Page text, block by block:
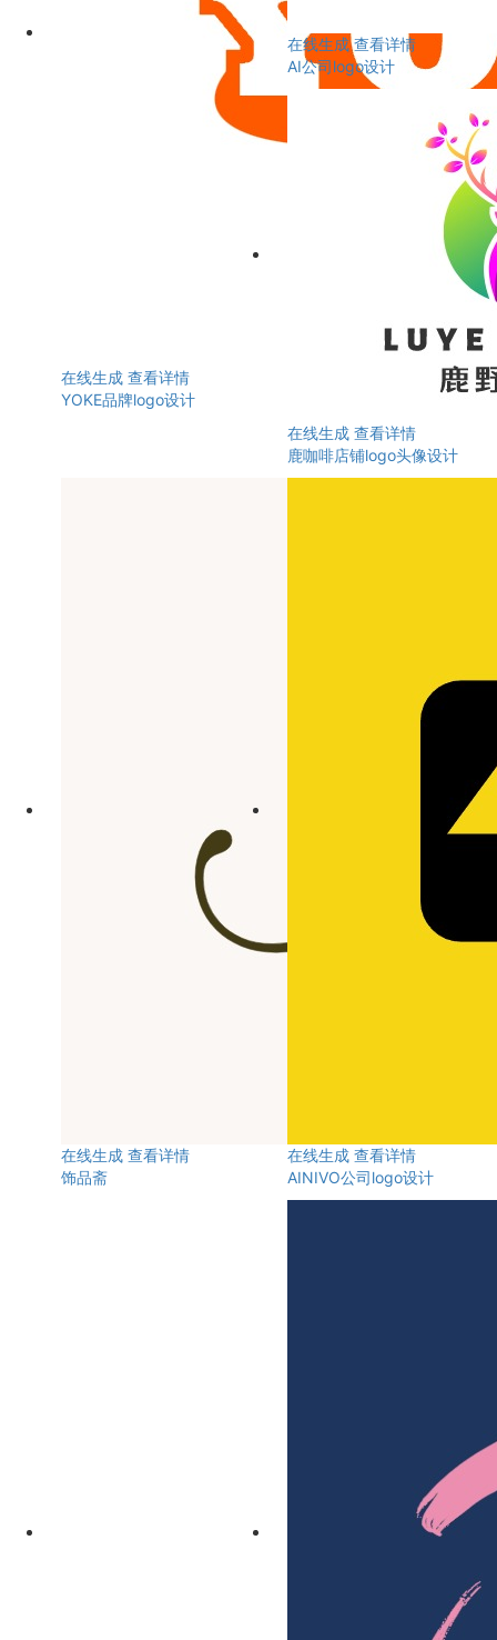
在线生成 查看详情
YOKE品牌logo设计
在线生成 查看详情
AI公司logo设计
在线生成 查看详情
鹿咖啡店铺logo头像设计
在线生成 查看详情
饰品斋
在线生成 查看详情
AINIVO公司logo设计